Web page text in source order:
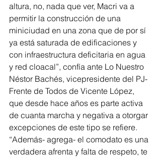
altura, no, nada que ver, Macri va a
permitir la construcción de una
miniciudad en una zona que de por sí
ya está saturada de edificaciones y
con infraestructura deficitaria en agua
y red cloacal”, confía ante Lo Nuestro
Néstor Bachés, vicepresidente del PJ-
Frente de Todos de Vicente López,
que desde hace años es parte activa
de cuanta marcha y negativa a otorgar
excepciones de este tipo se refiere.
“Además- agrega- el comodato es una
verdadera afrenta y falta de respeto, te